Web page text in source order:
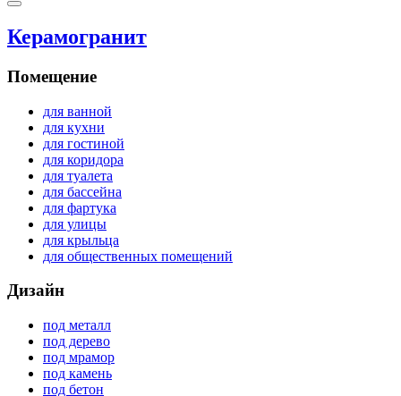
Керамогранит
Помещение
для ванной
для кухни
для гостиной
для коридора
для туалета
для бассейна
для фартука
для улицы
для крыльца
для общественных помещений
Дизайн
под металл
под дерево
под мрамор
под камень
под бетон